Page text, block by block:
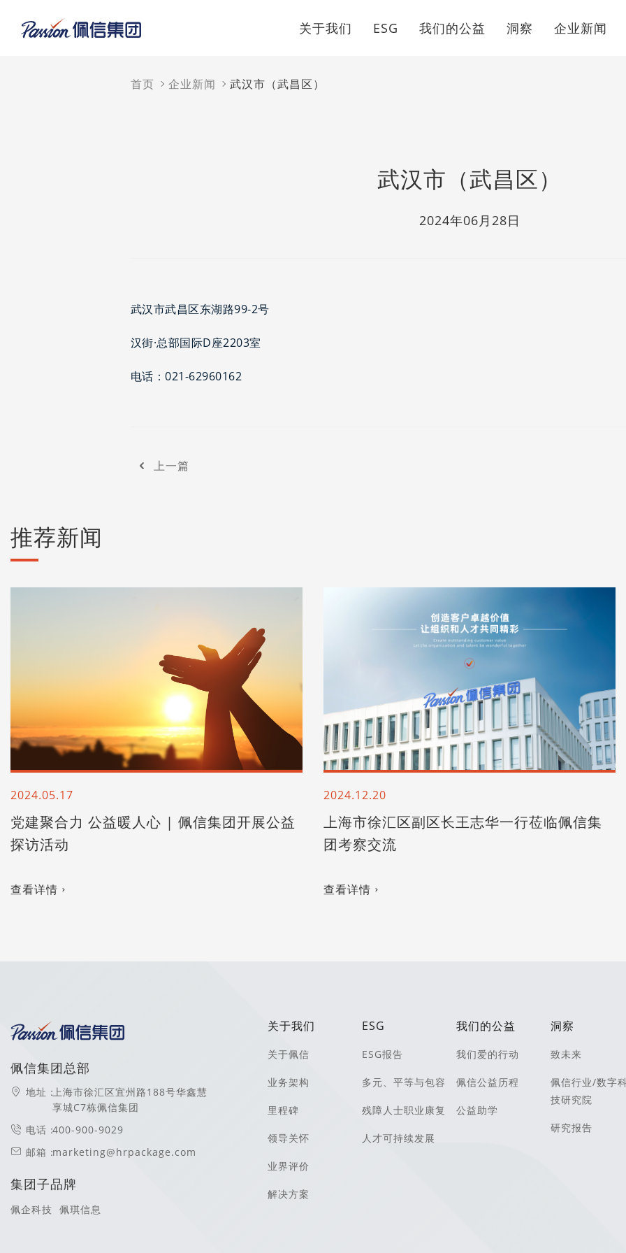
关于我们 ESG 我们的公益 洞察 企业新闻
首页 企业新闻 武汉市（武昌区）
武汉市（武昌区）
2024年06月28日
武汉市武昌区东湖路99-2号
汉街·总部国际D座2203室
电话：021-62960162
上一篇
推荐新闻
2024.05.17
党建聚合力 公益暖人心 | 佩信集团开展公益
探访活动
查看详情
2024.12.20
上海市徐汇区副区长王志华一行莅临佩信集
团考察交流
查看详情
佩信集团总部
地址：上海市徐汇区宜州路188号华鑫慧
享城C7栋佩信集团
电话：400-900-9029
邮箱：marketing@hrpackage.com
集团子品牌
佩企科技 佩琪信息
关于我们
关于佩信
业务架构
里程碑
领导关怀
业界评价
解决方案
ESG
ESG报告
多元、平等与包容
残障人士职业康复
人才可持续发展
我们的公益
我们爱的行动
佩信公益历程
公益助学
洞察
致未来
佩信行业/数字
技研究院
研究报告